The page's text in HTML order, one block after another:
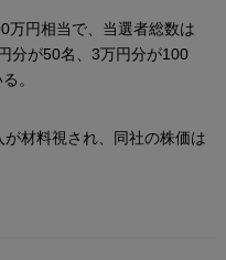
万円相当で、当選者総数は
分が50名、3万円分が100
。
材料視され、同社の株価は